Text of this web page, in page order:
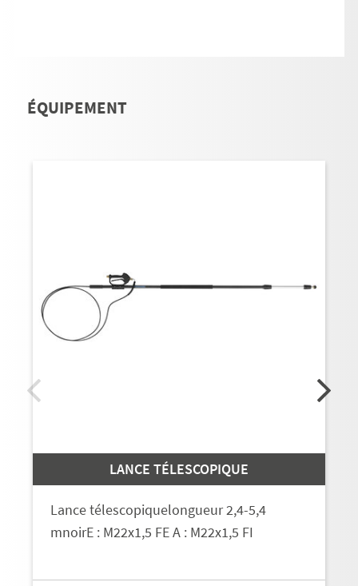
ÉQUIPEMENT
LANCE TÉLESCOPIQUE
Lance télescopiquelongueur 2,4-5,4
mnoirE : M22x1,5 FE A : M22x1,5 FI